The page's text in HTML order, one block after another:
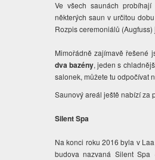
Ve všech saunách
některých saun v určitou
Rozpis ceremoniálů
Mimořádně zajímavě řešené
dva bazény, jeden s
salonek, můžete tu odpočívat
Saunový areál ještě nabízí za
Silent Spa
Na konci roku 2016 byla v
budova nazvaná Silent Spa